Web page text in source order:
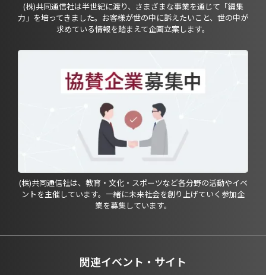
(株)共同通信社は半世紀に渡り、さまざまな事業を通じて「編集
力」を培ってきました。お客様が世の中に訴えたいこと、世の中が
求めている情報を踏まえて企画立案します。
(株)共同通信社は、教育・文化・スポーツなど各分野の活動やイベ
ントを主催しています。一緒に未来社会を創り上げていく参加企
業を募集しています。
関連イベント・サイト